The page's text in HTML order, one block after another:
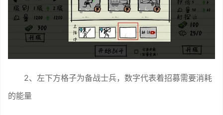
2、左下方格子为备战士兵，数字代表着招募需要消耗
的能量